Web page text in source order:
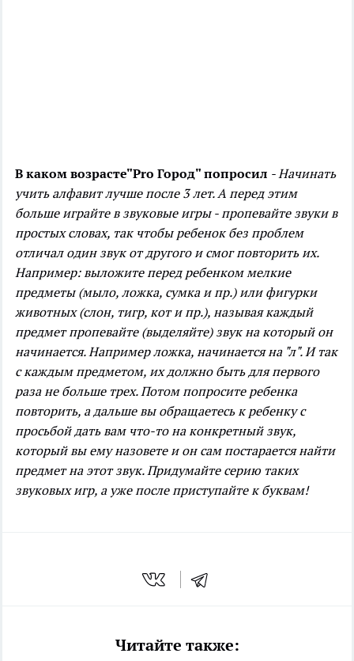
В каком возрасте"Pro Город" попросил - Начинать
учить алфавит лучше после 3 лет. А перед этим
больше играйте в звуковые игры - пропевайте звуки в
простых словах, так чтобы ребенок без проблем
отличал один звук от другого и смог повторить их.
Например: выложите перед ребенком мелкие
предметы (мыло, ложка, сумка и пр.) или фигурки
животных (слон, тигр, кот и пр.), называя каждый
предмет пропевайте (выделяйте) звук на который он
начинается. Например ложка, начинается на "л". И так
с каждым предметом, их должно быть для первого
раза не больше трех. Потом попросите ребенка
повторить, а дальше вы обращаетесь к ребенку с
просьбой дать вам что-то на конкретный звук,
который вы ему назовете и он сам постарается найти
предмет на этот звук. Придумайте серию таких
звуковых игр, а уже после приступайте к буквам!
Читайте также: